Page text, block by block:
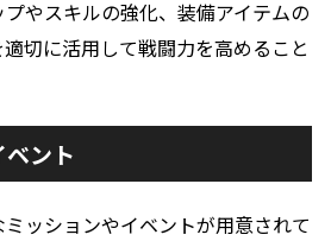
やスキルの強化、装備アイテムの
切に活用して戦闘力を高めること
ント
ッションやイベントが用意されて